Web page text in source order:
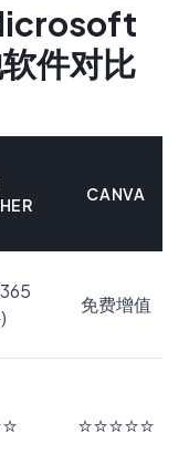
件对比
CANVA
免费增值
⭐⭐⭐⭐⭐